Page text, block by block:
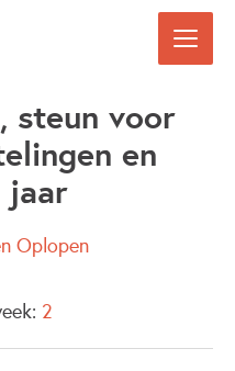
steun voor
en
jaar
Oplopen
2